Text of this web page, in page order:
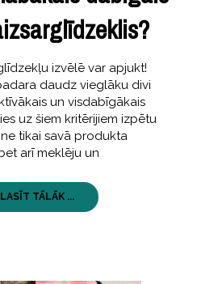
izvēlē var apjukt!
daudz vieglāku divi
un visdabīgākais
uz šiem kritērijiem izpētu
tikai savā produkta
arī meklēju un
LASĪT TĀLĀK ...